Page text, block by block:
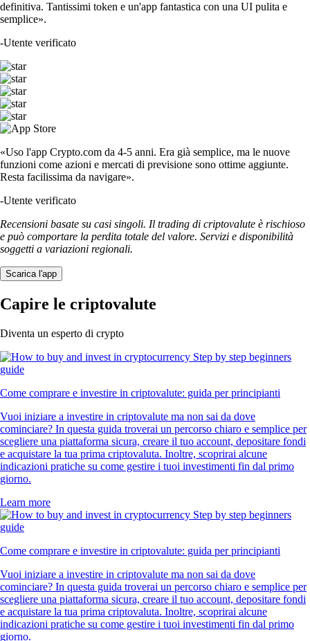
definitiva. Tantissimi token e un'app fantastica con una UI pulita e
semplice».
-Utente verificato
«Uso l'app Crypto.com da 4-5 anni. Era già semplice, ma le nuove
funzioni come azioni e mercati di previsione sono ottime aggiunte.
Resta facilissima da navigare».
-Utente verificato
Recensioni basate su casi singoli. Il trading di criptovalute è rischioso
e può comportare la perdita totale del valore. Servizi e disponibilità
soggetti a variazioni regionali.
Scarica l'app
Capire le criptovalute
Diventa un esperto di crypto
Come comprare e investire in criptovalute: guida per principianti
Vuoi iniziare a investire in criptovalute ma non sai da dove
cominciare? In questa guida troverai un percorso chiaro e semplice per
scegliere una piattaforma sicura, creare il tuo account, depositare fondi
e acquistare la tua prima criptovaluta. Inoltre, scoprirai alcune
indicazioni pratiche su come gestire i tuoi investimenti fin dal primo
giorno.
Learn more
Come comprare e investire in criptovalute: guida per principianti
Vuoi iniziare a investire in criptovalute ma non sai da dove
cominciare? In questa guida troverai un percorso chiaro e semplice per
scegliere una piattaforma sicura, creare il tuo account, depositare fondi
e acquistare la tua prima criptovaluta. Inoltre, scoprirai alcune
indicazioni pratiche su come gestire i tuoi investimenti fin dal primo
giorno.